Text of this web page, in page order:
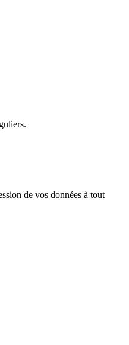
de vos données à tout